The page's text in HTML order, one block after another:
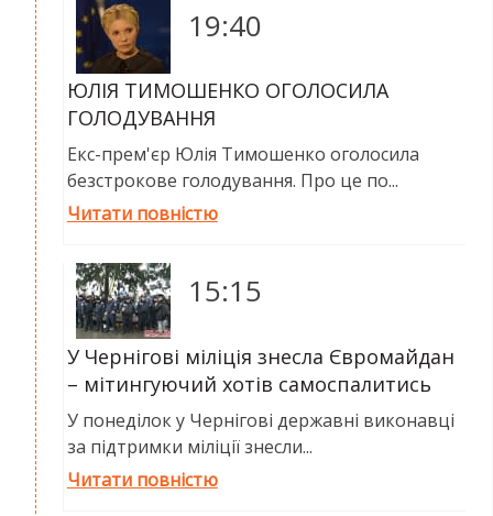
19:40
ЮЛІЯ ТИМОШЕНКО ОГОЛОСИЛА
ГОЛОДУВАННЯ
Екс-прем'єр Юлія Тимошенко оголосила
безстрокове голодування. Про це по...
Читати повністю
15:15
У Чернігові міліція знесла Євромайдан
– мітингуючий хотів самоспалитись
У понеділок у Чернігові державні виконавці
за підтримки міліції знесли...
Читати повністю